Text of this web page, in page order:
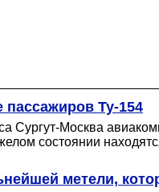
пассажиров Ту-154
Москва
состоянии
метели,